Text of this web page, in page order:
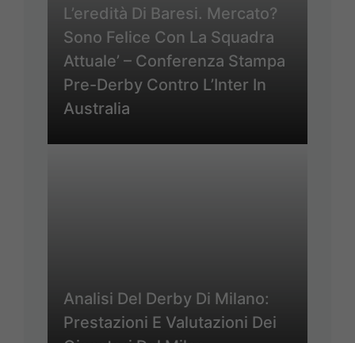
L’eredità Di Baresi. Mercato?
Sono Felice Con La Squadra
Attuale’ – Conferenza Stampa
Pre-Derby Contro L’Inter In
Australia
Analisi Del Derby Di Milano:
Prestazioni E Valutazioni Dei